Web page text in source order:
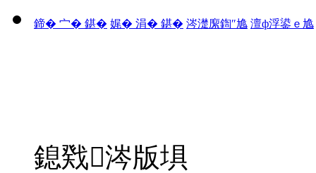
鍗� 宀� 鍖� 娓� 涓� 鍖� 涔濋緳鍧″尯 澶ф浮鍙ｅ尯
鎴戣涔版埧